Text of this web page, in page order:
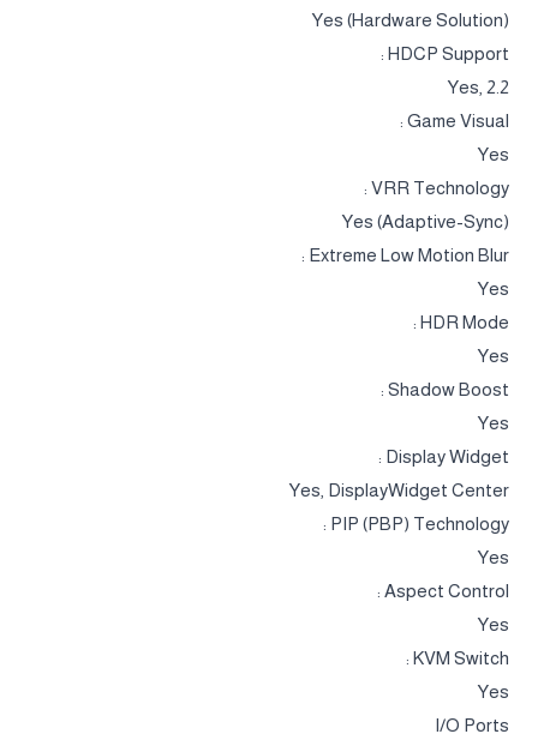
Yes (Hardware Solution)
HDCP Support :
Yes, 2.2
Game Visual :
Yes
VRR Technology :
Yes (Adaptive-Sync)
Extreme Low Motion Blur :
Yes
HDR Mode :
Yes
Shadow Boost :
Yes
Display Widget :
Yes, DisplayWidget Center
PIP (PBP) Technology :
Yes
Aspect Control :
Yes
KVM Switch :
Yes
I/O Ports